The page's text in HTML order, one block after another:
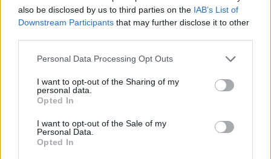
also be disclosed by us to third parties on the IAB’s List of
Downstream Participants that may further disclose it to other
Please note that this website/app uses one or more Google
not limited to your visit or usage behaviour. You may click to
grant or deny consent to Google and its third-party tags to
use your data for below specified purposes in below Google
consent section.
Personal Data Processing Opt Outs
I want to opt-out of the Sharing of my
personal data.
Opted In
I want to opt-out of the Sale of my
Personal Data.
Opted In
méthode, c’est de se mettre autour de la table et en ce
AUTEUR